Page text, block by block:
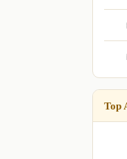
Top